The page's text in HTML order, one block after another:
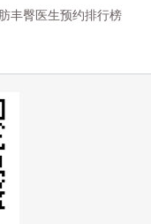
丰臀医生预约排行榜